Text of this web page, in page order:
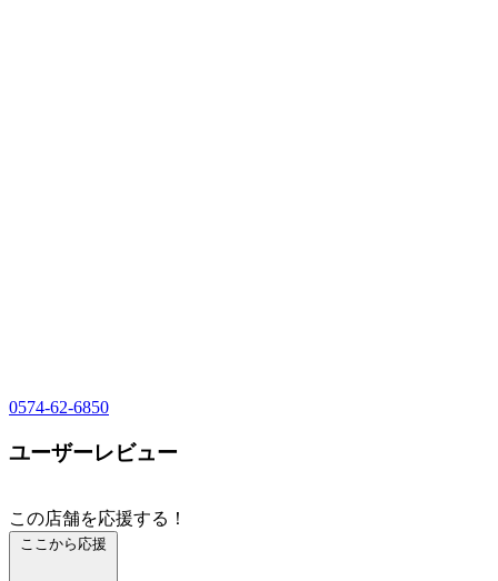
0574-62-6850
ユーザーレビュー
この店舗を応援する！
ここから応援